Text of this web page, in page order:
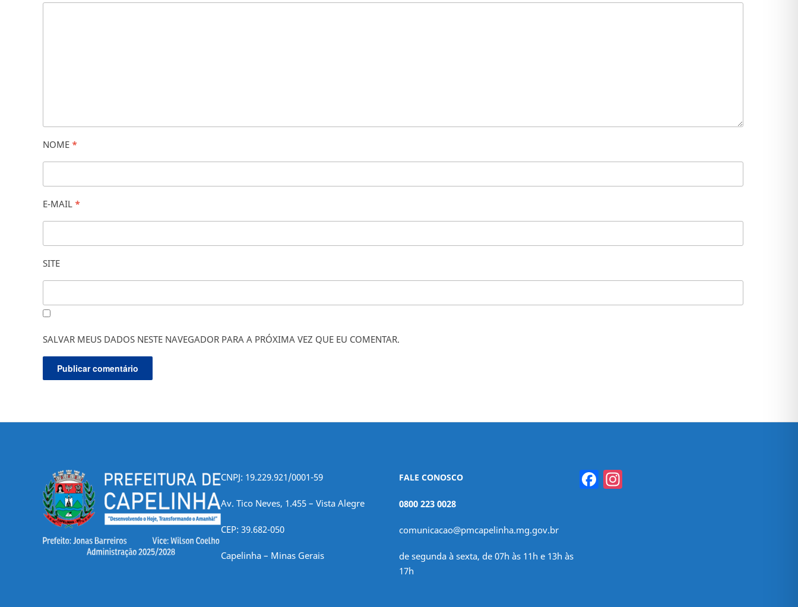
NOME *
E-MAIL *
SITE
SALVAR MEUS DADOS NESTE NAVEGADOR PARA A PRÓXIMA VEZ QUE EU COMENTAR.
CNPJ: 19.229.921/0001-59
Av. Tico Neves, 1.455 – Vista Alegre
CEP: 39.682-050
Capelinha – Minas Gerais
FALE CONOSCO
0800 223 0028
comunicacao@pmcapelinha.mg.gov.br
de segunda à sexta, de 07h às 11h e 13h às
17h
Facebook